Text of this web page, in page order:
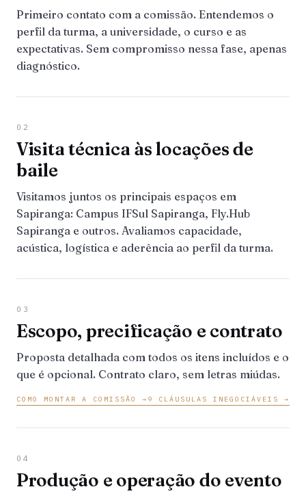
Primeiro contato com a comissão. Entendemos o
perfil da turma, a universidade, o curso e as
expectativas. Sem compromisso nessa fase, apenas
diagnóstico.
02
Visita técnica às locações de
baile
Visitamos juntos os principais espaços em
Sapiranga: Campus IFSul Sapiranga, Fly.Hub
Sapiranga e outros. Avaliamos capacidade,
acústica, logística e aderência ao perfil da turma.
03
Escopo, precificação e contrato
Proposta detalhada com todos os itens incluídos e o
que é opcional. Contrato claro, sem letras miúdas.
COMO MONTAR A COMISSÃO → 9 CLÁUSULAS INEGOCIÁVEIS →
04
Produção e operação do evento